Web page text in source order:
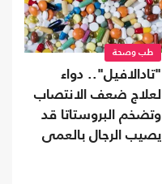
طب وصحة
"تادالافيل".. دواء
لعلاج ضعف الانتصاب
وتضخم البروستاتا قد
يصيب الرجال بالعمى